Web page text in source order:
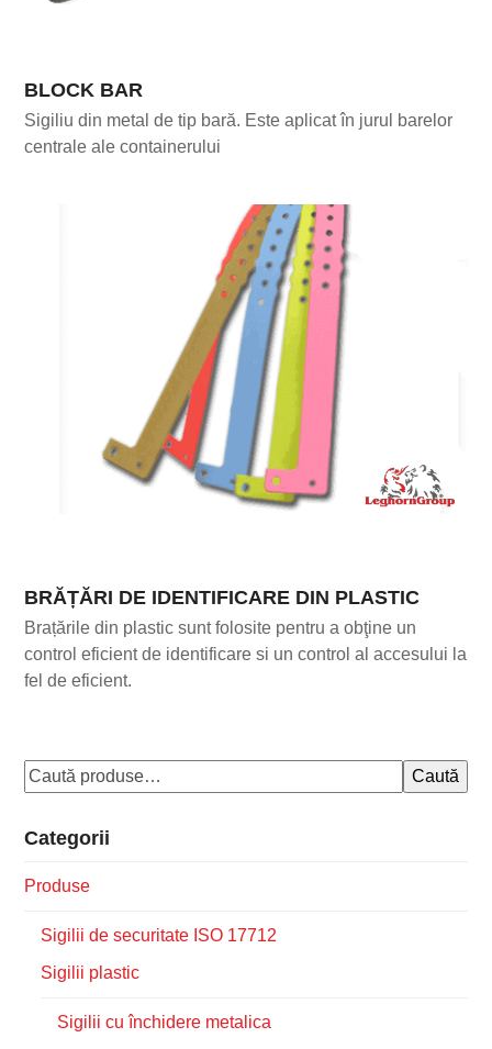
BLOCK BAR
Sigiliu din metal de tip bară. Este aplicat în jurul barelor
centrale ale containerului
BRĂȚĂRI DE IDENTIFICARE DIN PLASTIC
Brațările din plastic sunt folosite pentru a obţine un
control eficient de identificare si un control al accesului la
fel de eficient.
Caută
Categorii
Produse
Sigilii de securitate ISO 17712
Sigilii plastic
Sigilii cu închidere metalica